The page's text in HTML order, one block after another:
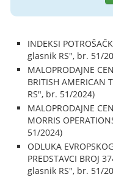
INDEKSI
glasnik RS", br. 51/
MALOPRODAJNE
BRITISH AMERICAN
RS", br. 51/2024)
MALOPRODAJNE
MORRIS
51/2024)
ODLUKA
PREDSTAVCI BROJ
glasnik RS", br. 51/